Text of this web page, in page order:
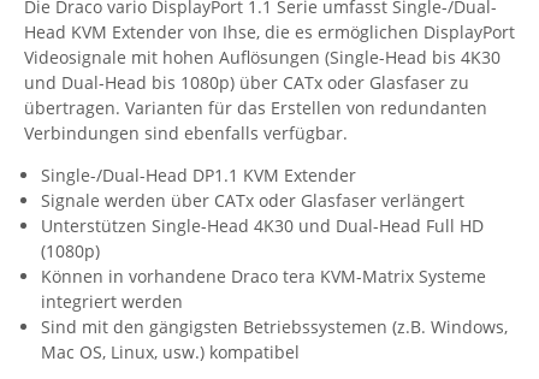
Guntermann & Drunck
High Sec Labs
HW group
Icron
IEC Lock
Ihse
Kerlink
Kramer Electronics
KVM TEC
Legrand
Die Draco vario DisplayPort 1.1 Serie umfasst Single-/Dual-
Head KVM Extender von Ihse, die es ermöglichen DisplayPort
Videosignale mit hohen Auflösungen (Single-Head bis 4K30
und Dual-Head bis 1080p) über CATx oder Glasfaser zu
übertragen. Varianten für das Erstellen von redundanten
Verbindungen sind ebenfalls verfügbar.
Single-/Dual-Head DP1.1 KVM Extender
Signale werden über CATx oder Glasfaser verlängert
Unterstützen Single-Head 4K30 und Dual-Head Full HD
(1080p)
Können in vorhandene Draco tera KVM-Matrix Systeme
integriert werden
Sind mit den gängigsten Betriebssystemen (z.B. Windows,
Mac OS, Linux, usw.) kompatibel